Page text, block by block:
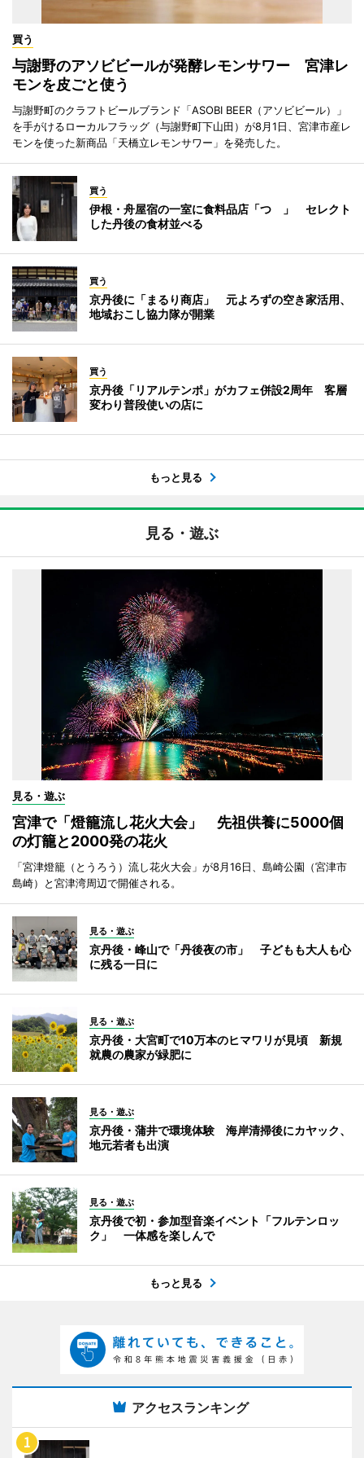
買う
与謝野のアソビビールが発酵レモンサワー 宮津レ
モンを皮ごと使う
与謝野町のクラフトビールブランド「ASOBI BEER（アソビビール）」
を手がけるローカルフラッグ（与謝野町下山田）が8月1日、宮津市産レ
モンを使った新商品「天橋立レモンサワー」を発売した。
買う
伊根・舟屋宿の一室に食料品店「つゝ」 セレクト
した丹後の食材並べる
買う
京丹後に「まるり商店」 元よろずの空き家活用、
地域おこし協力隊が開業
買う
京丹後「リアルテンポ」がカフェ併設2周年 客層
変わり普段使いの店に
もっと見る
見る・遊ぶ
見る・遊ぶ
宮津で「燈籠流し花火大会」 先祖供養に5000個
の灯籠と2000発の花火
「宮津燈籠（とうろう）流し花火大会」が8月16日、島崎公園（宮津市
島崎）と宮津湾周辺で開催される。
見る・遊ぶ
京丹後・峰山で「丹後夜の市」 子どもも大人も心
に残る一日に
見る・遊ぶ
京丹後・大宮町で10万本のヒマワリが見頃 新規
就農の農家が緑肥に
見る・遊ぶ
京丹後・蒲井で環境体験 海岸清掃後にカヤック、
地元若者も出演
見る・遊ぶ
京丹後で初・参加型音楽イベント「フルテンロッ
ク」 一体感を楽しんで
もっと見る
アクセスランキング